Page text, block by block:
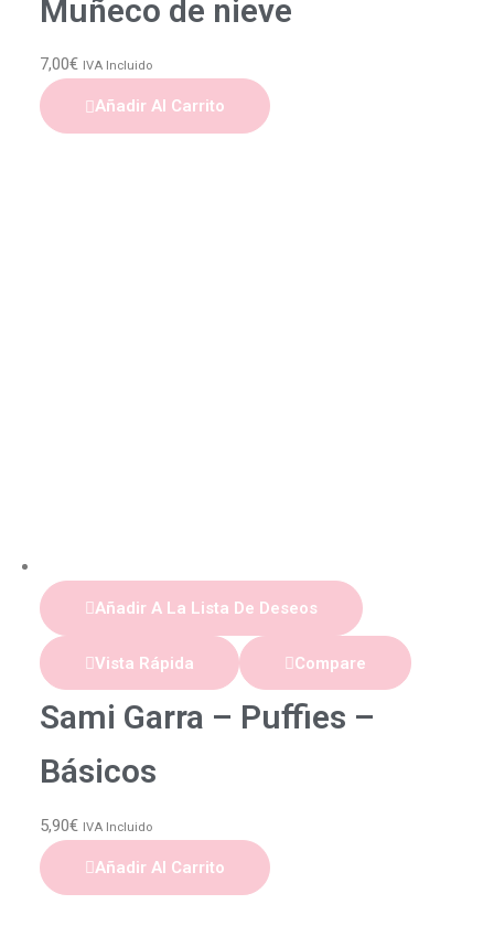
Muñeco de nieve
7,00€ IVA Incluido
Añadir Al Carrito
Añadir A La Lista De Deseos
Vista Rápida Compare
Sami Garra – Puffies –
Básicos
5,90€ IVA Incluido
Añadir Al Carrito